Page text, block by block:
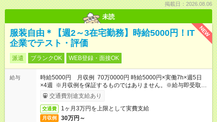
掲載日：2026.08.06
未読
NEW
服装自由＊【週2～3在宅勤務】時給5000円！IT
企業でテスト・評価
派遣 ブランクOK WEB登録・面接OK
給与
時給5000円 月収例 70万0000円 時給5000円×実働7h×週5日
×4週 ※月収例を保証するものではありません。※給与即受取り
サービス利用可（利用条件有）
交通費別途支給あり
交通費 1ヶ月3万円を上限として実費支給
月収例 30万円～